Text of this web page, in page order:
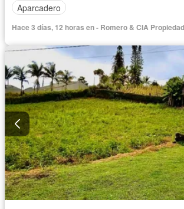
Aparcadero
Hace 3 días, 12 horas en - Romero & CIA